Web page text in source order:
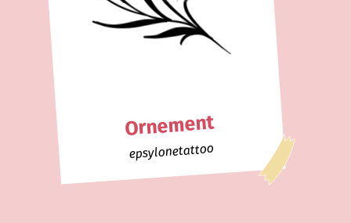
Ornement
epsylonetattoo